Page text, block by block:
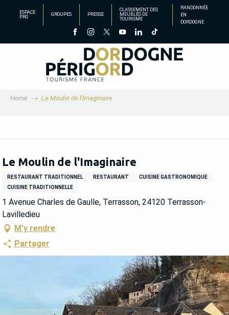
principal
ESPACE
PRO
GROUPES PRESSE
CLASSEMENT DES
MEUBLÉS DE
TOURISME
RANDONNÉE
EN
DORDOGNE
Home Le Moulin de l'Imaginaire
Le Moulin de l'Imaginaire
RESTAURANT TRADITIONNEL RESTAURANT
CUISINE GASTRONOMIQUE
CUISINE TRADITIONNELLE
1 Avenue Charles de Gaulle, Terrasson, 24120 Terrasson-
Lavilledieu
M'y rendre
Partager